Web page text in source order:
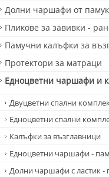
Долни чаршафи от
Пликове за завивки -
Памучни калъфки за
Протектори за матраци
Едноцветни чаршафи и
Двуцветни спални
Едноцветни спални
Калъфки за възглавници
Едноцветни чаршафи -
Долни чаршафи с ластик -